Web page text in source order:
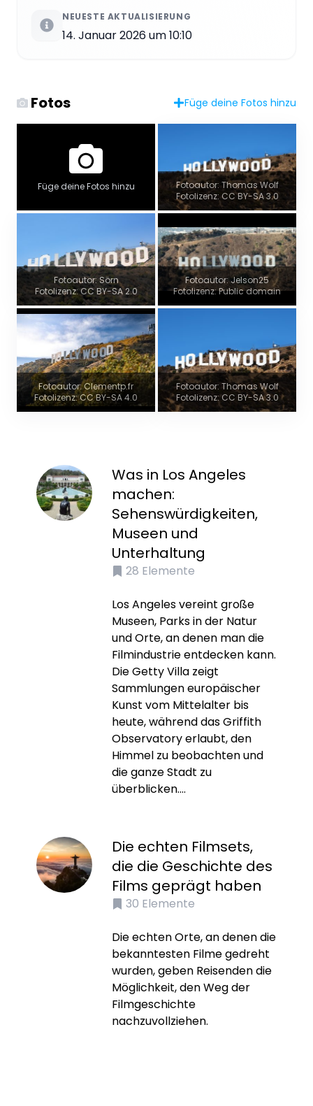
NEUESTE AKTUALISIERUNG
14. Januar 2026 um 10:10
Fotos Füge deine Fotos hinzu
Füge deine Fotos hinzu
Fotoautor: Thomas Wolf
Fotolizenz: CC BY-SA 3.0
Fotoautor: Sörn
Fotolizenz: CC BY-SA 2.0
Fotoautor: Jelson25
Fotolizenz: Public domain
Fotoautor: Clementp.fr
Fotolizenz: CC BY-SA 4.0
Fotoautor: Thomas Wolf
Fotolizenz: CC BY-SA 3.0
Was in Los Angeles
machen:
Sehenswürdigkeiten,
Museen und
Unterhaltung
28 Elemente
Los Angeles vereint große
Museen, Parks in der Natur
und Orte, an denen man die
Filmindustrie entdecken kann.
Die Getty Villa zeigt
Sammlungen europäischer
Kunst vom Mittelalter bis
heute, während das Griffith
Observatory erlaubt, den
Himmel zu beobachten und
die ganze Stadt zu
überblicken....
Die echten Filmsets,
die die Geschichte des
Films geprägt haben
30 Elemente
Die echten Orte, an denen die
bekanntesten Filme gedreht
wurden, geben Reisenden die
Möglichkeit, den Weg der
Filmgeschichte
nachzuvollziehen.